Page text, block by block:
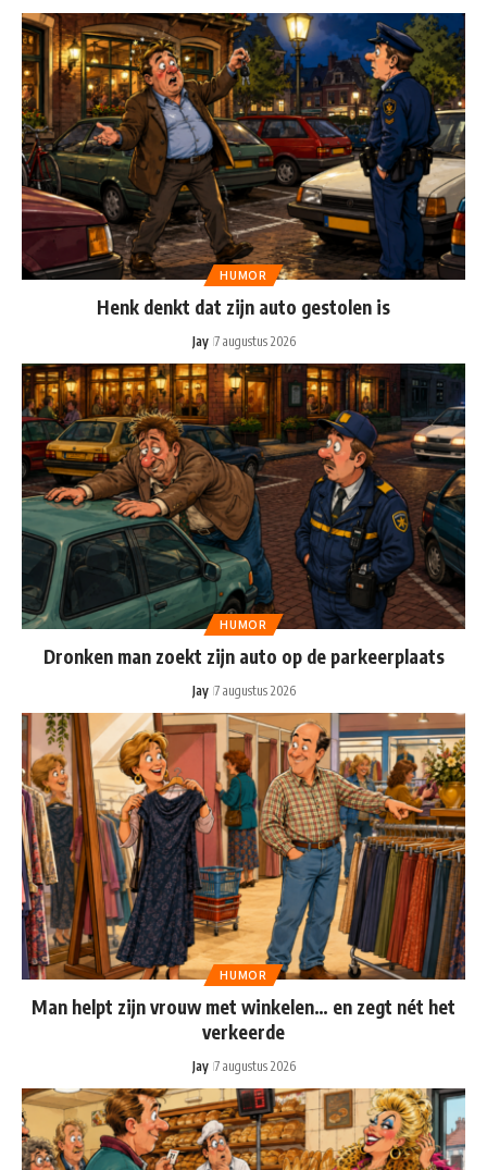
HUMOR
Henk denkt dat zijn auto gestolen is
Jay 7 augustus 2026
HUMOR
Dronken man zoekt zijn auto op de parkeerplaats
Jay 7 augustus 2026
HUMOR
Man helpt zijn vrouw met winkelen… en zegt nét het
verkeerde
Jay 7 augustus 2026